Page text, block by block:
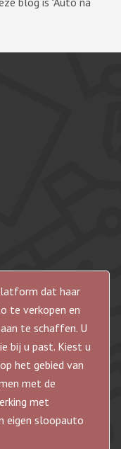
dat haar
te verkopen en
te schaffen. U
bij u past. Kiest u
het gebied van
met de
met
eigen sloopauto